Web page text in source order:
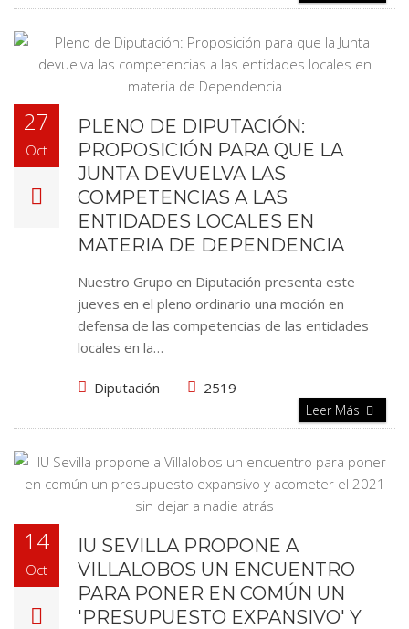
27
Oct
PLENO DE DIPUTACIÓN:
PROPOSICIÓN PARA QUE LA
JUNTA DEVUELVA LAS
COMPETENCIAS A LAS
ENTIDADES LOCALES EN
MATERIA DE DEPENDENCIA
Nuestro Grupo en Diputación presenta este
jueves en el pleno ordinario una moción en
defensa de las competencias de las entidades
locales en la…
Diputación 2519
Leer Más
14
Oct
IU SEVILLA PROPONE A
VILLALOBOS UN ENCUENTRO
PARA PONER EN COMÚN UN
'PRESUPUESTO EXPANSIVO' Y